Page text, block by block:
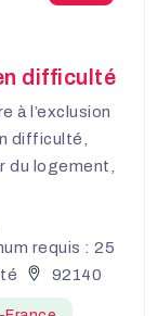
difficulté
à l’exclusion
difficulté,
du logement,
requis : 25
92140